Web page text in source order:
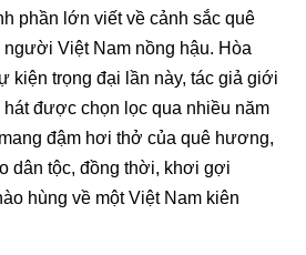
phần lớn viết về cảnh sắc quê
Việt Nam nồng hậu. Hòa
kiện trọng đại lần này, tác giả giới
được chọn lọc qua nhiều năm
đậm hơi thở của quê hương,
dân tộc, đồng thời, khơi gợi
hùng về một Việt Nam kiên